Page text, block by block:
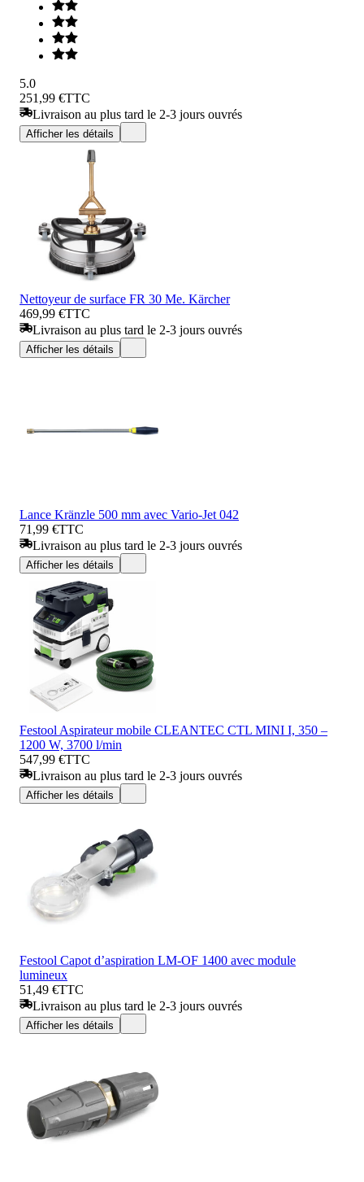
5.0
251,99 €TTC
Livraison au plus tard le 2-3 jours ouvrés
Afficher les détails
Nettoyeur de surface FR 30 Me. Kärcher
469,99 €TTC
Livraison au plus tard le 2-3 jours ouvrés
Afficher les détails
Lance Kränzle 500 mm avec Vario-Jet 042
71,99 €TTC
Livraison au plus tard le 2-3 jours ouvrés
Afficher les détails
Festool Aspirateur mobile CLEANTEC CTL MINI I, 350 –
1200 W, 3700 l/min
547,99 €TTC
Livraison au plus tard le 2-3 jours ouvrés
Afficher les détails
Festool Capot d’aspiration LM-OF 1400 avec module
lumineux
51,49 €TTC
Livraison au plus tard le 2-3 jours ouvrés
Afficher les détails